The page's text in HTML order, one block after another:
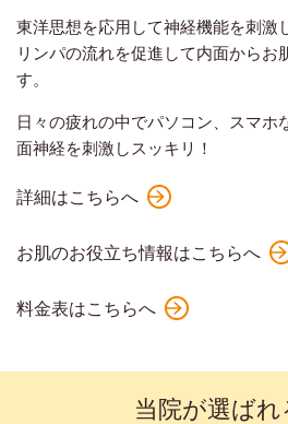
東洋思想を応用して神経機能を刺激
リンパの流れを促進して内面からお
す。
日々の疲れの中でパソコン、スマホ
面神経を刺激しスッキリ！
詳細はこちらへ
お肌のお役立ち情報はこちらへ
料金表はこちらへ
当院が選ばれ